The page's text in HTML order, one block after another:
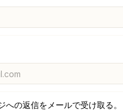
への返信をメールで受け取る。